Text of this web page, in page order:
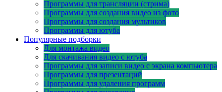
Программы для трансляции (стрима)
Программы для создания видео из фото
Программы для создания мультиков
Программы для ютуба
Популярные подборки
Для монтажа видео
Для скачивания видео с ютуба
Программы для записи видео с экрана компьютера
Программы для презентаций
Программы для удаления программ